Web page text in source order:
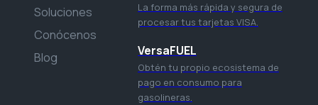
Soluciones
Conócenos
Blog
La forma más rápida y segura de
procesar tus tarjetas VISA.
VersaFUEL
Obtén tu propio ecosistema de
pago en consumo para
gasolineras.